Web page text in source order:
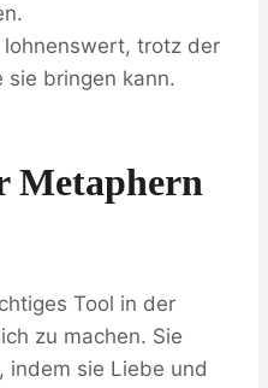
trotz der
sie bringen kann.
Metaphern
Tool in der
zu machen. Sie
indem sie Liebe und